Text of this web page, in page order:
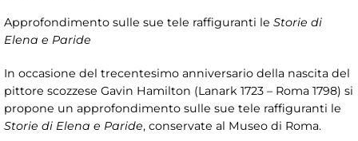
Approfondimento sulle sue tele raffiguranti le Storie di
Elena e Paride
In occasione del trecentesimo anniversario della nascita del
pittore scozzese Gavin Hamilton (Lanark 1723 – Roma 1798) si
propone un approfondimento sulle sue tele raffiguranti le
Storie di Elena e Paride, conservate al Museo di Roma.